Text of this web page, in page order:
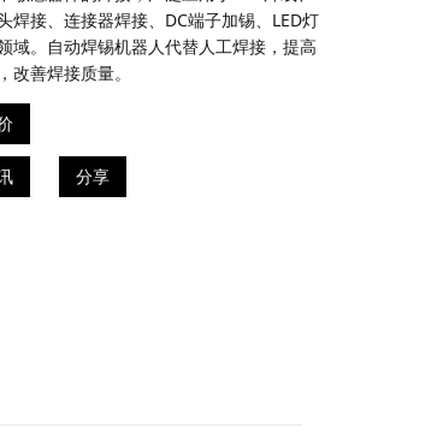
焊接、连接器焊接、DC端子加锡、LED灯
域。自动焊锡机器人代替人工焊接，提高
改善焊接质量。
分享